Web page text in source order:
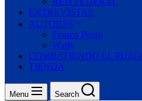
ENTREVISTAS
AUTORES
Franco Petrili
Wally
COMBATIENDO EL
TIENDA
Menu Search